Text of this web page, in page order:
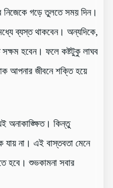
নিজেকে গড়ে তুলতে সময় দিন।
ব্যস্ত থাকবেন। অন্যদিকে,
হবেন। ফলে কষ্টটুকু লাঘব
আপনার জীবনে শক্তি হয়ে
অনাকাঙ্ক্ষিত। কিন্তু
যায় না। এই বাস্তবতা মেনে
হবে। শুভকামনা সবার